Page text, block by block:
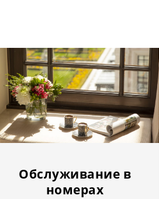
Обслуживание в
номерах